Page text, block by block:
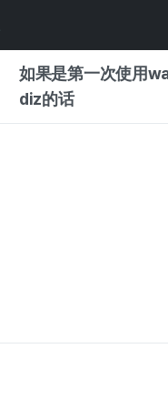
如果是第一次使用
diz的话